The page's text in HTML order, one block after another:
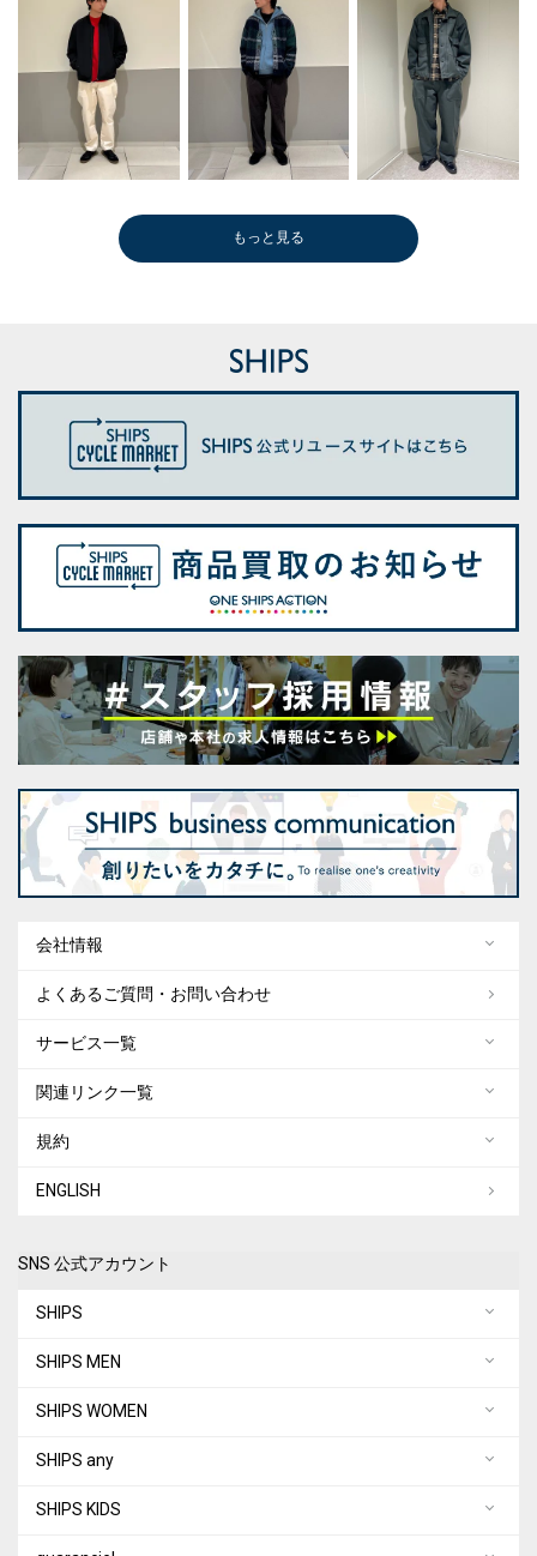
もっと見る
会社情報
よくあるご質問・お問い合わせ
サービス一覧
関連リンク一覧
規約
ENGLISH
SNS 公式アカウント
SHIPS
SHIPS MEN
SHIPS WOMEN
SHIPS any
SHIPS KIDS